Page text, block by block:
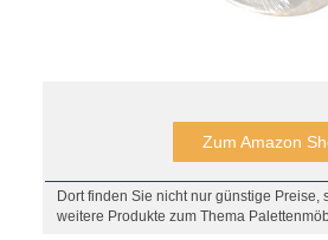
Zum Amazon
Dort finden Sie nicht nur günstige Preise,
weitere Produkte zum Thema